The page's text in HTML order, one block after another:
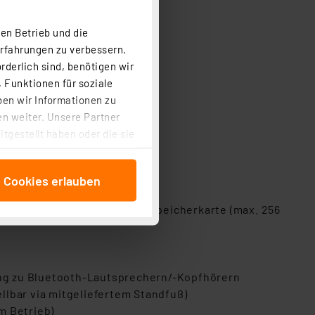
Betrieb und die
zu verbessern.
sind, benötigen wir
Funktionen für soziale
wir Informationen zu
weiter. Unsere Partner
haben oder die sie
(Art. 6
ist durch Klick auf den
Einstellungen“
dieser Daten zur
Einstellungen können
angezeigt wird.
Cookies erlauben
RAM
einsetzbare SDHC-Speicherkarte (max. 256
zu Bluetooth-Lautsprechern/-Kopfhörern
via mitgeliefertem Standfuß)
Betrieb)